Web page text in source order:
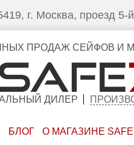
г. Москва, проезд 5-
ПРОДАЖ СЕЙФОВ И
ДИЛЕР
БЛОГ О МАГАЗИНЕ